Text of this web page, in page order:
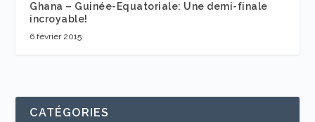
Ghana – Guinée-Equatoriale: Une demi-finale
incroyable!
6 février 2015
CATÉGORIES